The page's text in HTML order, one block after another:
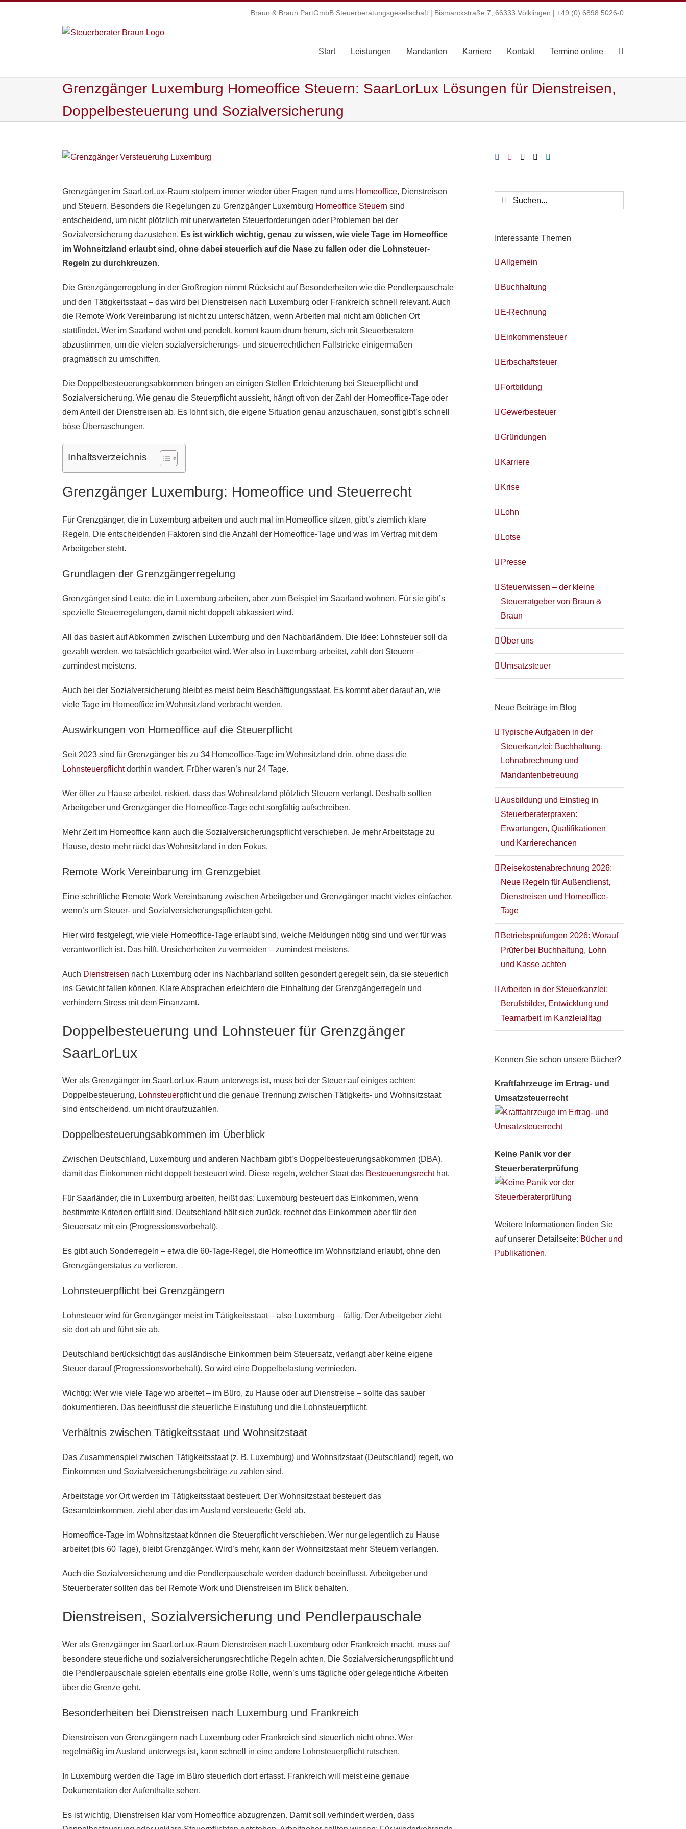
Braun & Braun PartGmbB Steuerberatungsgesellschaft | Bismarckstraße 7, 66333 Völklingen | +49 (0) 6898 5026-0
Start Leistungen Mandanten Karriere Kontakt Termine online
Grenzgänger Luxemburg Homeoffice Steuern: SaarLorLux Lösungen für Dienstreisen,
Doppelbesteuerung und Sozialversicherung
Zeige
Grenzgänger im SaarLorLux-Raum stolpern immer wieder über Fragen rund ums Homeoffice, Dienstreisen
und Steuern. Besonders die Regelungen zu Grenzgänger Luxemburg Homeoffice Steuern sind
entscheidend, um nicht plötzlich mit unerwarteten Steuerforderungen oder Problemen bei der
Sozialversicherung dazustehen. Es ist wirklich wichtig, genau zu wissen, wie viele Tage im Homeoffice
im Wohnsitzland erlaubt sind, ohne dabei steuerlich auf die Nase zu fallen oder die Lohnsteuer-
Regeln zu durchkreuzen.
Die Grenzgängerregelung in der Großregion nimmt Rücksicht auf Besonderheiten wie die Pendlerpauschale
und den Tätigkeitsstaat – das wird bei Dienstreisen nach Luxemburg oder Frankreich schnell relevant. Auch
die Remote Work Vereinbarung ist nicht zu unterschätzen, wenn Arbeiten mal nicht am üblichen Ort
stattfindet. Wer im Saarland wohnt und pendelt, kommt kaum drum herum, sich mit Steuerberatern
abzustimmen, um die vielen sozialversicherungs- und steuerrechtlichen Fallstricke einigermaßen
pragmatisch zu umschiffen.
Die Doppelbesteuerungsabkommen bringen an einigen Stellen Erleichterung bei Steuerpflicht und
Sozialversicherung. Wie genau die Steuerpflicht aussieht, hängt oft von der Zahl der Homeoffice-Tage oder
dem Anteil der Dienstreisen ab. Es lohnt sich, die eigene Situation genau anzuschauen, sonst gibt’s schnell
böse Überraschungen.
Inhaltsverzeichnis
Grenzgänger Luxemburg: Homeoffice und Steuerrecht
Für Grenzgänger, die in Luxemburg arbeiten und auch mal im Homeoffice sitzen, gibt’s ziemlich klare
Regeln. Die entscheidenden Faktoren sind die Anzahl der Homeoffice-Tage und was im Vertrag mit dem
Arbeitgeber steht.
Grundlagen der Grenzgängerregelung
Grenzgänger sind Leute, die in Luxemburg arbeiten, aber zum Beispiel im Saarland wohnen. Für sie gibt’s
spezielle Steuerregelungen, damit nicht doppelt abkassiert wird.
All das basiert auf Abkommen zwischen Luxemburg und den Nachbarländern. Die Idee: Lohnsteuer soll da
gezahlt werden, wo tatsächlich gearbeitet wird. Wer also in Luxemburg arbeitet, zahlt dort Steuern –
zumindest meistens.
Auch bei der Sozialversicherung bleibt es meist beim Beschäftigungsstaat. Es kommt aber darauf an, wie
viele Tage im Homeoffice im Wohnsitzland verbracht werden.
Auswirkungen von Homeoffice auf die Steuerpflicht
Seit 2023 sind für Grenzgänger bis zu 34 Homeoffice-Tage im Wohnsitzland drin, ohne dass die
Lohnsteuerpflichtdorthin wandert. Früher waren’s nur 24 Tage.
Wer öfter zu Hause arbeitet, riskiert, dass das Wohnsitzland plötzlich Steuern verlangt. Deshalb sollten
Arbeitgeber und Grenzgänger die Homeoffice-Tage echt sorgfältig aufschreiben.
Mehr Zeit im Homeoffice kann auch die Sozialversicherungspflicht verschieben. Je mehr Arbeitstage zu
Hause, desto mehr rückt das Wohnsitzland in den Fokus.
Remote Work Vereinbarung im Grenzgebiet
Eine schriftliche Remote Work Vereinbarung zwischen Arbeitgeber und Grenzgänger macht vieles einfacher,
wenn’s um Steuer- und Sozialversicherungspflichten geht.
Hier wird festgelegt, wie viele Homeoffice-Tage erlaubt sind, welche Meldungen nötig sind und wer für was
verantwortlich ist. Das hilft, Unsicherheiten zu vermeiden – zumindest meistens.
Auch Dienstreisen nach Luxemburg oder ins Nachbarland sollten gesondert geregelt sein, da sie steuerlich
ins Gewicht fallen können. Klare Absprachen erleichtern die Einhaltung der Grenzgängerregeln und
verhindern Stress mit dem Finanzamt.
Doppelbesteuerung und Lohnsteuer für Grenzgänger
SaarLorLux
Wer als Grenzgänger im SaarLorLux-Raum unterwegs ist, muss bei der Steuer auf einiges achten:
Doppelbesteuerung, Lohnsteuerpflicht und die genaue Trennung zwischen Tätigkeits- und Wohnsitzstaat
sind entscheidend, um nicht draufzuzahlen.
Doppelbesteuerungsabkommen im Überblick
Zwischen Deutschland, Luxemburg und anderen Nachbarn gibt’s Doppelbesteuerungsabkommen (DBA),
damit das Einkommen nicht doppelt besteuert wird. Diese regeln, welcher Staat das Besteuerungsrechthat.
Für Saarländer, die in Luxemburg arbeiten, heißt das: Luxemburg besteuert das Einkommen, wenn
bestimmte Kriterien erfüllt sind. Deutschland hält sich zurück, rechnet das Einkommen aber für den
Steuersatz mit ein (Progressionsvorbehalt).
Es gibt auch Sonderregeln – etwa die 60-Tage-Regel, die Homeoffice im Wohnsitzland erlaubt, ohne den
Grenzgängerstatus zu verlieren.
Lohnsteuerpflicht bei Grenzgängern
Lohnsteuer wird für Grenzgänger meist im Tätigkeitsstaat – also Luxemburg – fällig. Der Arbeitgeber zieht
sie dort ab und führt sie ab.
Deutschland berücksichtigt das ausländische Einkommen beim Steuersatz, verlangt aber keine eigene
Steuer darauf (Progressionsvorbehalt). So wird eine Doppelbelastung vermieden.
Wichtig: Wer wie viele Tage wo arbeitet – im Büro, zu Hause oder auf Dienstreise – sollte das sauber
dokumentieren. Das beeinflusst die steuerliche Einstufung und die Lohnsteuerpflicht.
Verhältnis zwischen Tätigkeitsstaat und Wohnsitzstaat
Das Zusammenspiel zwischen Tätigkeitsstaat (z. B. Luxemburg) und Wohnsitzstaat (Deutschland) regelt, wo
Einkommen und Sozialversicherungsbeiträge zu zahlen sind.
Arbeitstage vor Ort werden im Tätigkeitsstaat besteuert. Der Wohnsitzstaat besteuert das
Gesamteinkommen, zieht aber das im Ausland versteuerte Geld ab.
Homeoffice-Tage im Wohnsitzstaat können die Steuerpflicht verschieben. Wer nur gelegentlich zu Hause
arbeitet (bis 60 Tage), bleibt Grenzgänger. Wird’s mehr, kann der Wohnsitzstaat mehr Steuern verlangen.
Auch die Sozialversicherung und die Pendlerpauschale werden dadurch beeinflusst. Arbeitgeber und
Steuerberater sollten das bei Remote Work und Dienstreisen im Blick behalten.
Dienstreisen, Sozialversicherung und Pendlerpauschale
Wer als Grenzgänger im SaarLorLux-Raum Dienstreisen nach Luxemburg oder Frankreich macht, muss auf
besondere steuerliche und sozialversicherungsrechtliche Regeln achten. Die Sozialversicherungspflicht und
die Pendlerpauschale spielen ebenfalls eine große Rolle, wenn’s ums tägliche oder gelegentliche Arbeiten
über die Grenze geht.
Besonderheiten bei Dienstreisen nach Luxemburg und Frankreich
Dienstreisen von Grenzgängern nach Luxemburg oder Frankreich sind steuerlich nicht ohne. Wer
regelmäßig im Ausland unterwegs ist, kann schnell in eine andere Lohnsteuerpflicht rutschen.
In Luxemburg werden die Tage im Büro steuerlich dort erfasst. Frankreich will meist eine genaue
Dokumentation der Aufenthalte sehen.
Es ist wichtig, Dienstreisen klar vom Homeoffice abzugrenzen. Damit soll verhindert werden, dass
Suche
nach:
Interessante Themen
Allgemein
Buchhaltung
E-Rechnung
Einkommensteuer
Erbschaftsteuer
Fortbildung
Gewerbesteuer
Gründungen
Karriere
Krise
Lohn
Lotse
Presse
Steuerwissen – der kleine
Steuerratgeber von Braun &
Braun
Über uns
Umsatzsteuer
Neue Beiträge im Blog
Typische Aufgaben in der
Steuerkanzlei: Buchhaltung,
Lohnabrechnung und
Mandantenbetreuung
Ausbildung und Einstieg in
Steuerberaterpraxen:
Erwartungen, Qualifikationen
und Karrierechancen
Reisekostenabrechnung 2026:
Neue Regeln für Außendienst,
Dienstreisen und Homeoffice-
Tage
Betriebsprüfungen 2026: Worauf
Prüfer bei Buchhaltung, Lohn
und Kasse achten
Arbeiten in der Steuerkanzlei:
Berufsbilder, Entwicklung und
Teamarbeit im Kanzleialltag
Kennen Sie schon unsere Bücher?
Kraftfahrzeuge im Ertrag- und
Umsatzsteuerrecht
Keine Panik vor der
Steuerberaterprüfung
Weitere Informationen finden Sie
auf unserer Detailseite: Bücher und
Publikationen.